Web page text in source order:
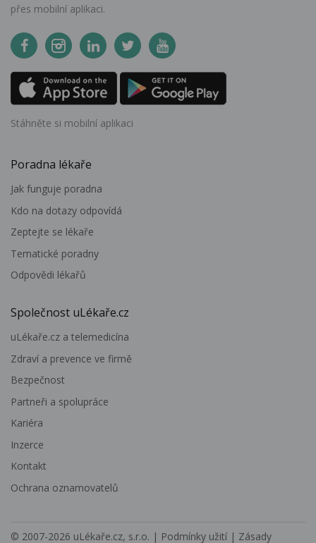
přes mobilní aplikaci.
Stáhněte si mobilní aplikaci
Poradna lékaře
Jak funguje poradna
Kdo na dotazy odpovídá
Zeptejte se lékaře
Tematické poradny
Odpovědi lékařů
Společnost uLékaře.cz
uLékaře.cz a telemedicína
Zdraví a prevence ve firmě
Bezpečnost
Partneři a spolupráce
Kariéra
Inzerce
Kontakt
Ochrana oznamovatelů
© 2007-2026 uLékaře.cz, s.r.o. | Podmínky užití | Zásady